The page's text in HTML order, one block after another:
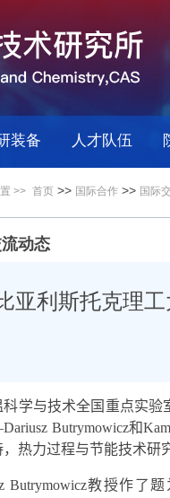
装备 人才队伍
>> 首页 >> 国际合作 >> 国际
动态
亚利斯托克理
科学与技术全国重点实验
Dariusz Butrymowicz和
热力过程与节能技术研
Butrymowicz教授作了题